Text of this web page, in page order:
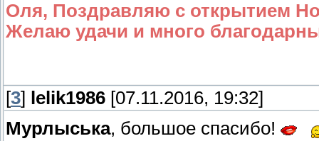
Оля, Поздравляю с открытием
Желаю удачи и много
[3] lelik1986 [07.11.2016, 19:32]
Мурлыська, большое спасибо!